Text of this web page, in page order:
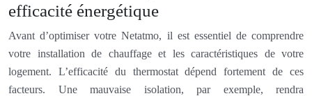
efficacité énergétique
Avant d’optimiser votre Netatmo, il est essentiel de comprendre
votre installation de chauffage et les caractéristiques de votre
logement. L’efficacité du thermostat dépend fortement de ces
facteurs. Une mauvaise isolation, par exemple, rendra